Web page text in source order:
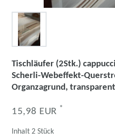
Tischläufer (2Stk.)
Scherli-Webeffekt-
Organzagrund, transparent
15,98 EUR *
Inhalt 2 Stück